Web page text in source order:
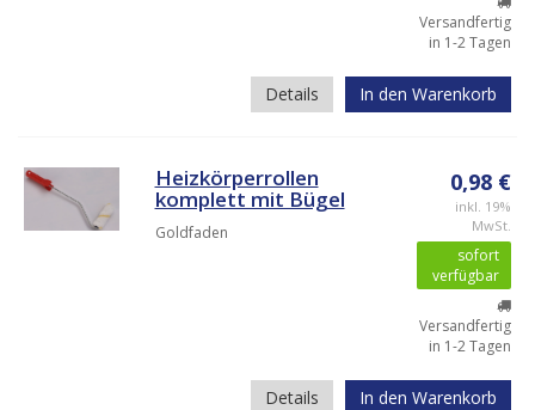
Versandfertig
in 1-2 Tagen
Details In den Warenkorb
Heizkörperrollen
komplett mit Bügel
Goldfaden
0,98 €
inkl. 19%
MwSt.
sofort
verfügbar
Versandfertig
in 1-2 Tagen
Details In den Warenkorb